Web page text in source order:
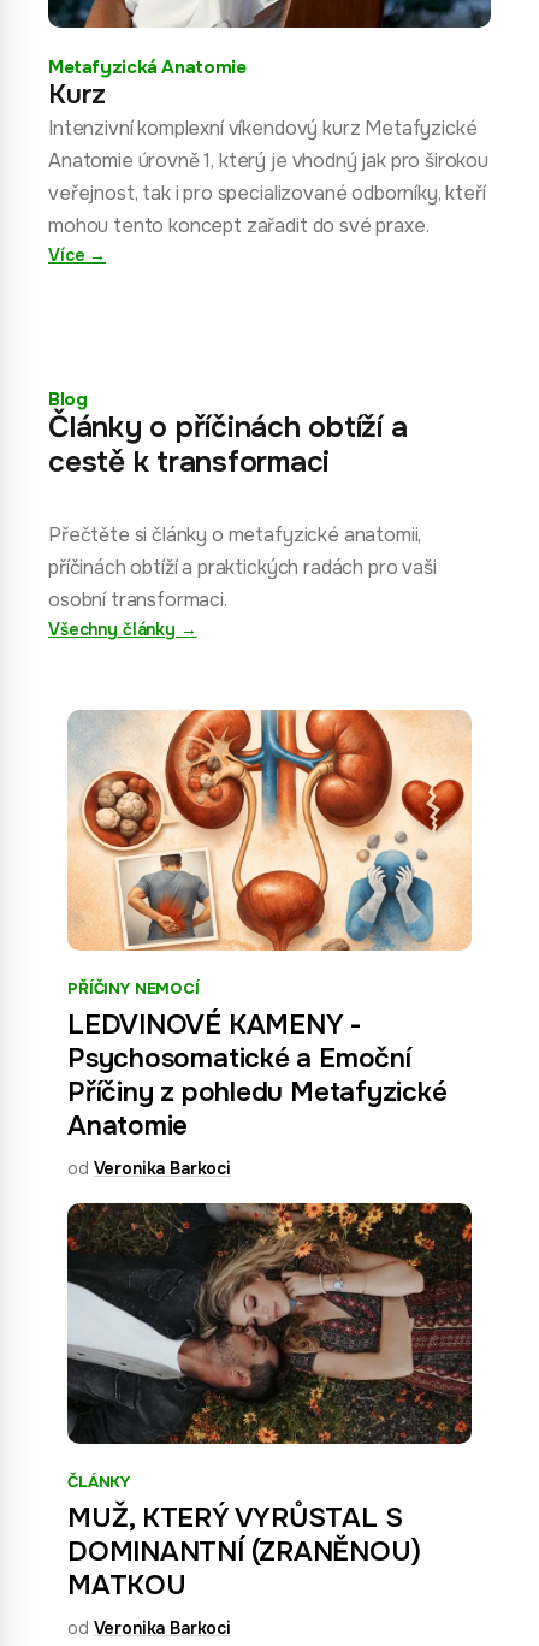
Metafyzická Anatomie
Kurz
Intenzivní komplexní víkendový kurz Metafyzické
Anatomie úrovně 1, který je vhodný jak pro širokou
veřejnost, tak i pro specializované odborníky, kteří
mohou tento koncept zařadit do své praxe.
Více →
Blog
Články o příčinách obtíží a
cestě k transformaci
Přečtěte si články o metafyzické anatomii,
příčinách obtíží a praktických radách pro vaši
osobní transformaci.
Všechny články →
PŘÍČINY NEMOCÍ
LEDVINOVÉ KAMENY -
Psychosomatické a Emoční
Příčiny z pohledu Metafyzické
Anatomie
od Veronika Barkoci
ČLÁNKY
MUŽ, KTERÝ VYRŮSTAL S
DOMINANTNÍ (ZRANĚNOU)
MATKOU
od Veronika Barkoci